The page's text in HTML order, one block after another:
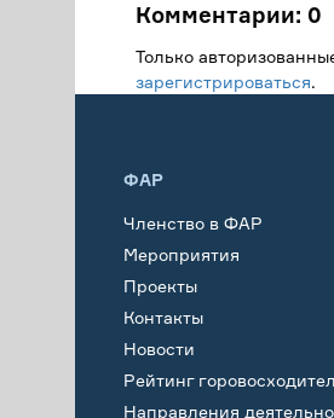
Комментарии: 0
Только
зарегистрироваться.
ФАР
Членство в ФАР
Мероприятия
Проекты
Контакты
Новости
Рейтинг
Направления